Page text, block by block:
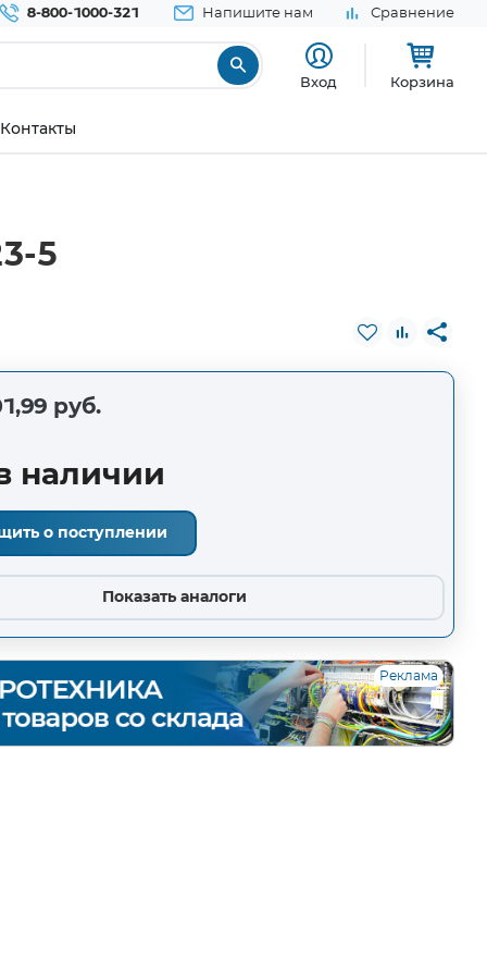
8-800-1000-321 Напишите нам Сравнение
Вход Корзина
Контакты
5
руб.
наличии
о поступлении
Показать аналоги
Реклама